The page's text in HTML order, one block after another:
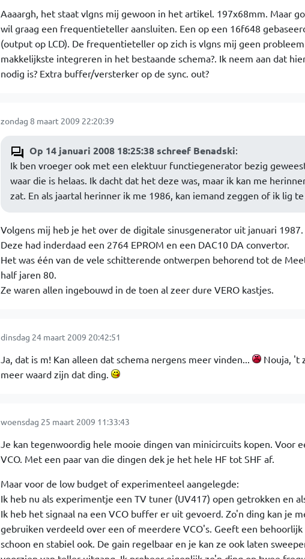
Aaaargh, het staat vlgns mij gewoon in het artikel. 197x68mm. Maar
wil graag een frequentieteller aansluiten. Een op een 16f648
(output op LCD). De frequentieteller op zich is vlgns mij geen
makkelijkste integreren in het bestaande schema?. Ik neem aan dat
nodig is? Extra buffer/versterker op de sync. out?
zondag 8 maart 2009 22:20:39
Op 14 januari 2008 18:25:38 schreef Benadski:
Ik ben vroeger ook met een elektuur functiegenerator bezig
waar die is helaas. Ik dacht dat het deze was, maar ik kan me
zat. En als jaartal herinner ik me 1986, kan iemand zeggen of ik lig
Volgens mij heb je het over de digitale sinusgenerator uit januari 1987.
Deze had inderdaad een 2764 EPROM en een DAC10 DA convertor.
Het was één van de vele schitterende ontwerpen behorend tot de
half jaren 80.
Ze waren allen ingebouwd in de toen al zeer dure VERO kastjes.
dinsdag 24 maart 2009 20:42:51
Ja, dat is m! Kan alleen dat schema nergens meer vinden...
Nouja, 't
meer waard zijn dat ding.
woensdag 25 maart 2009 11:33:43
Je kan tegenwoordig hele mooie dingen van minicircuits kopen. Voor
VCO. Met een paar van die dingen dek je het hele HF tot SHF af.
Maar voor de low budget of experimenteel aangelegde:
Ik heb nu als experimentje een TV tuner (UV417) open getrokken en
Ik heb het signaal na een VCO buffer er uit gevoerd. Zo'n ding kan je
gebruiken verdeeld over een of meerdere VCO's. Geeft een behoorlijk
schoon en stabiel ook. De gain regelbaar en je kan ze ook laten